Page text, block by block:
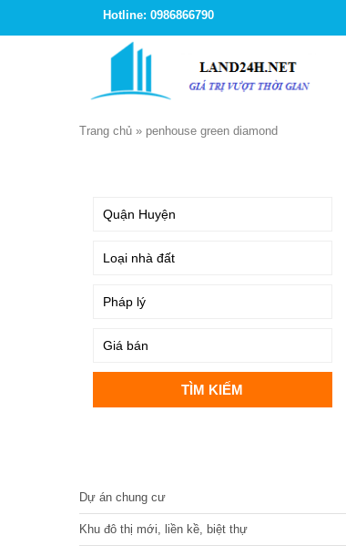
Hotline: 0986866790
Trang chủ » penhouse green diamond
Dự án chung cư
Khu đô thị mới, liền kề, biệt thự